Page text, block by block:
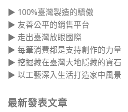
▶ 100%臺灣製造的驕傲
▶ 友善公平的銷售平台
▶ 走出臺灣放眼國際
▶ 每筆消費都是支持創作的力量
▶ 挖掘藏在臺灣大地隱藏的寶石
▶ 以工藝深入生活打造家中風景
最新發表文章